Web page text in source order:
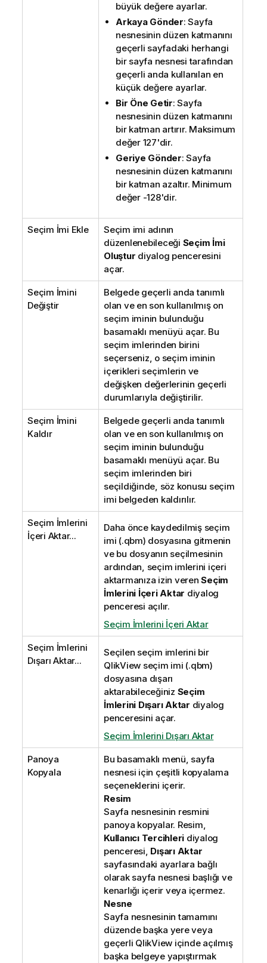
büyük değere ayarlar.
Arkaya Gönder: Sayfa
nesnesinin düzen katmanını
geçerli sayfadaki herhangi
bir sayfa nesnesi tarafından
geçerli anda kullanılan en
küçük değere ayarlar.
Bir Öne Getir: Sayfa
nesnesinin düzen katmanını
bir katman artırır. Maksimum
değer 127'dir.
Geriye Gönder: Sayfa
nesnesinin düzen katmanını
bir katman azaltır. Minimum
değer -128'dir.
Seçim İmi Ekle
Seçim imi adının
düzenlenebileceği Seçim İmi
Oluştur diyalog penceresini
açar.
Seçim İmini
Değiştir
Belgede geçerli anda tanımlı
olan ve en son kullanılmış on
seçim iminin bulunduğu
basamaklı menüyü açar. Bu
seçim imlerinden birini
seçerseniz, o seçim iminin
içerikleri seçimlerin ve
değişken değerlerinin geçerli
durumlarıyla değiştirilir.
Seçim İmini
Kaldır
Belgede geçerli anda tanımlı
olan ve en son kullanılmış on
seçim iminin bulunduğu
basamaklı menüyü açar. Bu
seçim imlerinden biri
seçildiğinde, söz konusu seçim
imi belgeden kaldırılır.
Seçim İmlerini
İçeri Aktar...
Daha önce kaydedilmiş seçim
imi (.qbm) dosyasına gitmenin
ve bu dosyanın seçilmesinin
ardından, seçim imlerini içeri
aktarmanıza izin verenSeçim
İmlerini İçeri Aktar diyalog
penceresi açılır.
Seçim İmlerini İçeri Aktar
Seçim İmlerini
Dışarı Aktar...
Seçilen seçim imlerini bir
QlikView seçim imi (.qbm)
dosyasına dışarı
aktarabileceğiniz Seçim
İmlerini Dışarı Aktar diyalog
penceresini açar.
Seçim İmlerini Dışarı Aktar
Panoya
Kopyala
Bu basamaklı menü, sayfa
nesnesi için çeşitli kopyalama
seçeneklerini içerir.
Resim
Sayfa nesnesinin resmini
panoya kopyalar. Resim,
Kullanıcı Tercihleri diyalog
penceresi, Dışarı Aktar
sayfasındaki ayarlara bağlı
olarak sayfa nesnesi başlığı ve
kenarlığı içerir veya içermez.
Nesne
Sayfa nesnesinin tamamını
düzende başka yere veya
geçerli QlikView içinde açılmış
başka belgeye yapıştırmak